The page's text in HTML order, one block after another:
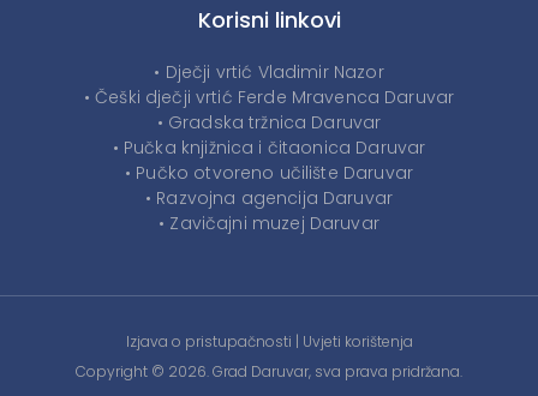
Korisni linkovi
• Dječji vrtić Vladimir Nazor
• Češki dječji vrtić Ferde Mravenca Daruvar
• Gradska tržnica Daruvar
• Pučka knjižnica i čitaonica Daruvar
• Pučko otvoreno učilište Daruvar
• Razvojna agencija Daruvar
• Zavičajni muzej Daruvar
Izjava o pristupačnosti | Uvjeti korištenja
Copyright © 2026. Grad Daruvar, sva prava pridržana.